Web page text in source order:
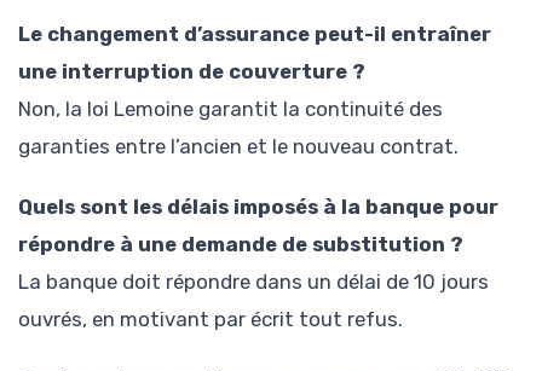
Le changement d’assurance peut-il entraîner
une interruption de couverture ?
Non, la loi Lemoine garantit la continuité des
garanties entre l’ancien et le nouveau contrat.
Quels sont les délais imposés à la banque pour
répondre à une demande de substitution ?
La banque doit répondre dans un délai de 10 jours
ouvrés, en motivant par écrit tout refus.